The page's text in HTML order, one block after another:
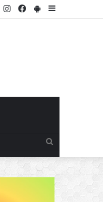
PlayStore
Facebook
Instagram
WhatsApp